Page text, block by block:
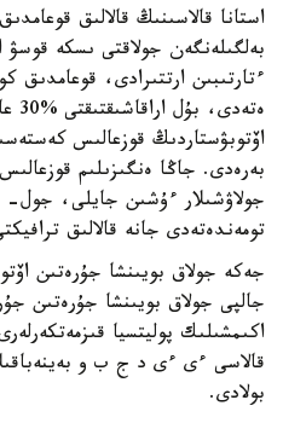
استانا قالاسىنىڭ قالالىق
بەلگىلەنگەن جولاقتى ىسكە
ءتارتىبىن ارتتىرادى، قوعامدىق
اۆتوبۋستاردىڭ قوزعالىس
بەرەدى. جاڭا ەنگىزىلىم
جولاۋشىلار ءۇشىن جايلى،
تومەندەتەدى جانە قالالىق
جەكە جولاق بويىنشا جۇرەتىن
جالپى جولاق بويىنشا جۇرەتىن
اكىمشىلىك پوليتسيا
قالاسى ءى ءى د ج ب و
بولادى.